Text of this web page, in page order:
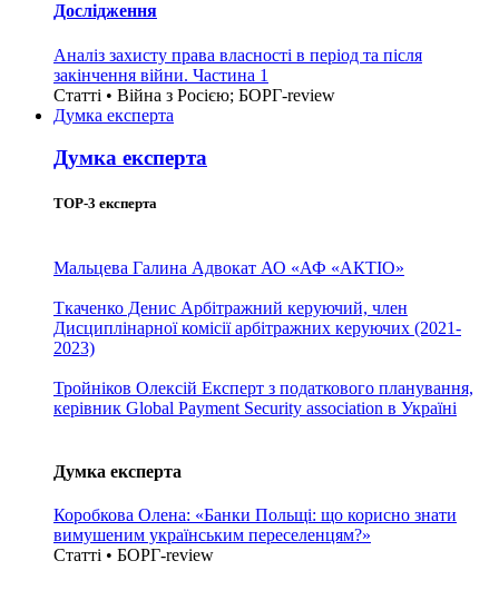
Дослідження
Аналіз захисту права власності в період та після
закінчення війни. Частина 1
Статті • Війна з Росією; БОРГ-review
Думка експерта
Думка експерта
TOP-3 експерта
Мальцева Галина Адвокат АО «АФ «АКТІО»
Ткаченко Денис Арбітражний керуючий, член
Дисциплінарної комісії арбітражних керуючих (2021-
2023)
Тройніков Олексій Експерт з податкового планування,
керівник Global Payment Security association в Україні
Думка експерта
Коробкова Олена: «Банки Польщі: що корисно знати
вимушеним українським переселенцям?»
Статті • БОРГ-review